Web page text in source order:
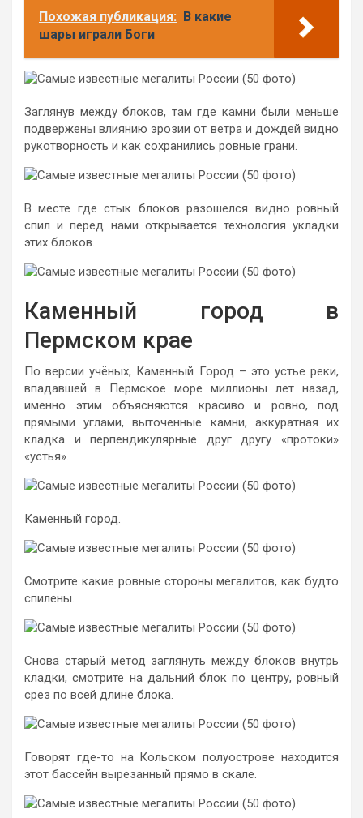
Похожая публикация: В какие
шары играли Боги
Заглянув между блоков, там где камни были меньше
подвержены влиянию эрозии от ветра и дождей видно
рукотворность и как сохранились ровные грани.
В месте где стык блоков разошелся видно ровный
спил и перед нами открывается технология укладки
этих блоков.
Каменный город в
Пермском крае
По версии учёных, Каменный Город – это устье реки,
впадавшей в Пермское море миллионы лет назад,
именно этим объясняются красиво и ровно, под
прямыми углами, выточенные камни, аккуратная их
кладка и перпендикулярные друг другу «протоки»
«устья».
Каменный город.
Смотрите какие ровные стороны мегалитов, как будто
спилены.
Снова старый метод заглянуть между блоков внутрь
кладки, смотрите на дальний блок по центру, ровный
срез по всей длине блока.
Говорят где-то на Кольском полуострове находится
этот бассейн вырезанный прямо в скале.